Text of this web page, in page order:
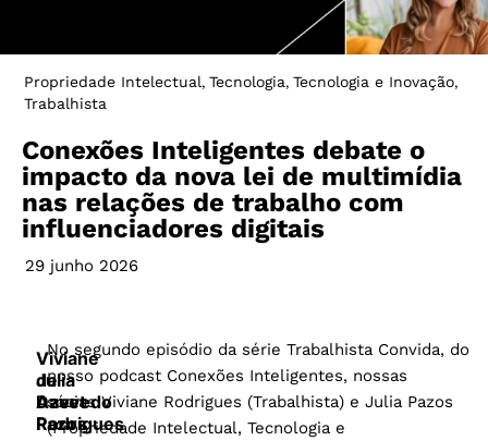
Propriedade Intelectual, Tecnologia, Tecnologia e Inovação,
Trabalhista
Conexões Inteligentes debate o
impacto da nova lei de multimídia
nas relações de trabalho com
influenciadores digitais
29 junho 2026
No segundo episódio da série Trabalhista Convida, do
nosso podcast Conexões Inteligentes, nossas
sócias Viviane Rodrigues (Trabalhista) e Julia Pazos
(Propriedade Intelectual, Tecnologia e
Julia
Davet
Pazos
Viviane
de
Azevedo
Rodrigues